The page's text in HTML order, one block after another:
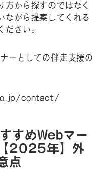
方から探すのではなく
ながら提案してくれる
ださい。
ーとしての伴走支援の
contact/
すめWebマー
2025年】外
点